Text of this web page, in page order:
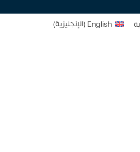
English
(الإنجليزية)